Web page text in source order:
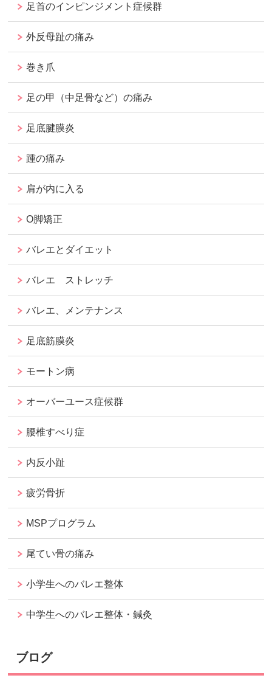
足首のインピンジメント症候群
外反母趾の痛み
巻き爪
足の甲（中足骨など）の痛み
足底腱膜炎
踵の痛み
肩が内に入る
O脚矯正
バレエとダイエット
バレエ ストレッチ
バレエ、メンテナンス
足底筋膜炎
モートン病
オーバーユース症候群
腰椎すべり症
内反小趾
疲労骨折
MSPプログラム
尾てい骨の痛み
小学生へのバレエ整体
中学生へのバレエ整体・鍼灸
ブログ